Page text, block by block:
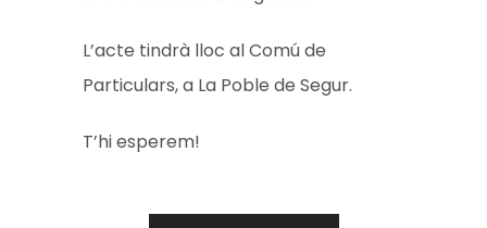
L’acte tindrà lloc al Comú de
Particulars, a La Poble de Segur.
T’hi esperem!